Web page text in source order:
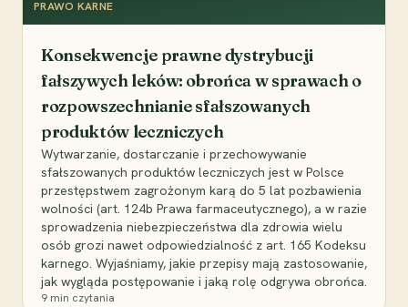
PRAWO KARNE
Konsekwencje prawne dystrybucji
fałszywych leków: obrońca w sprawach o
rozpowszechnianie sfałszowanych
produktów leczniczych
Wytwarzanie, dostarczanie i przechowywanie
sfałszowanych produktów leczniczych jest w Polsce
przestępstwem zagrożonym karą do 5 lat pozbawienia
wolności (art. 124b Prawa farmaceutycznego), a w razie
sprowadzenia niebezpieczeństwa dla zdrowia wielu
osób grozi nawet odpowiedzialność z art. 165 Kodeksu
karnego. Wyjaśniamy, jakie przepisy mają zastosowanie,
jak wygląda postępowanie i jaką rolę odgrywa obrońca.
9 min czytania